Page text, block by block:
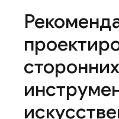
сторонних